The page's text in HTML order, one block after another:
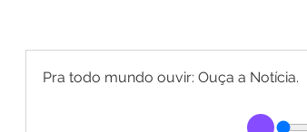
Pra todo mundo ouvir: Ouça a Notícia.